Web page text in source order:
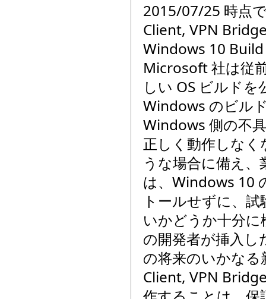
2015/07/25 時点
Client, VPN
Windows 10
Microsoft 社は従
しい OS ビルド
Windows のビル
Windows 側の不
正しく動作しな
うな場合に備え
は、Windows 10
トールせずに、
いかどうか十分
の開発者が挿入
の将来のいかなる
Client, VPN